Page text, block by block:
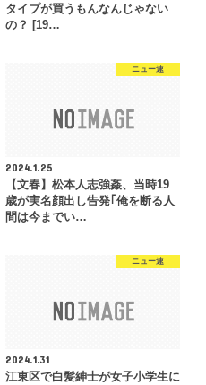
タイプが買うもんなんじゃない
の？ [19…
ニュー速
2024.1.25
【文春】松本人志強姦、当時19
歳が実名顔出し告発｢俺を断る人
間は今までい…
ニュー速
2024.1.31
江東区で白髪紳士が女子小学生に